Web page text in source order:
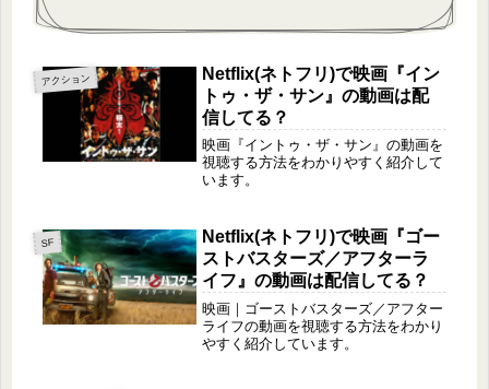
アクション
Netflix(ネトフリ)で映画『イン
トゥ・ザ・サン』の動画は配
信してる？
映画『イントゥ・ザ・サン』の動画を
視聴する方法をわかりやすく紹介して
います。
SF
Netflix(ネトフリ)で映画『ゴー
ストバスターズ／アフターラ
イフ』の動画は配信してる？
映画｜ゴーストバスターズ／アフター
ライフの動画を視聴する方法をわかり
やすく紹介しています。